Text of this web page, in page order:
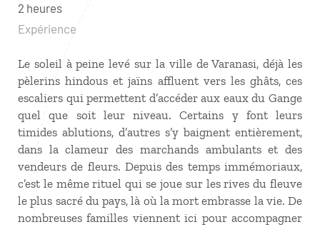
2 heures
Expérience
Le soleil à peine levé sur la ville de Varanasi, déjà les
pèlerins hindous et jaïns affluent vers les ghâts, ces
escaliers qui permettent d’accéder aux eaux du Gange
quel que soit leur niveau. Certains y font leurs
timides ablutions, d’autres s’y baignent entièrement,
dans la clameur des marchands ambulants et des
vendeurs de fleurs. Depuis des temps immémoriaux,
c’est le même rituel qui se joue sur les rives du fleuve
le plus sacré du pays, là où la mort embrasse la vie. De
nombreuses familles viennent ici pour accompagner